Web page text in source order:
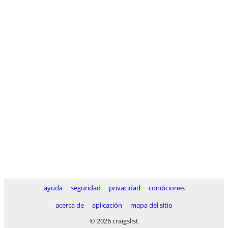
ayuda seguridad privacidad
condiciones
acerca de
aplicación
mapa del sitio
© 2026 craigslist